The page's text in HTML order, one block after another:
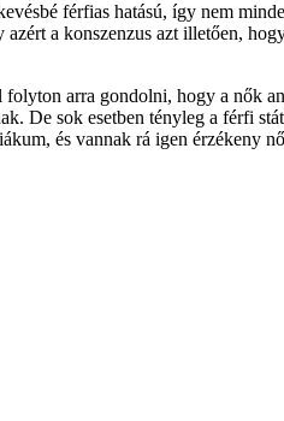
férfias hatású, így nem
a konszenzus azt illetően,
arra gondolni, hogy a nők
De sok esetben tényleg a férfi
és vannak rá igen érzékeny